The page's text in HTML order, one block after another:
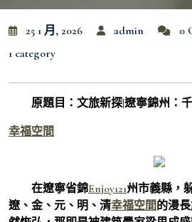
25 1 月, 2026 admin
0
1 category
原題目：文旅新探|遼寧錦州：
幸福空間
在遼寧省錦Enjoy121州市義縣，
遼、金、元、明、清幸福空間的漫